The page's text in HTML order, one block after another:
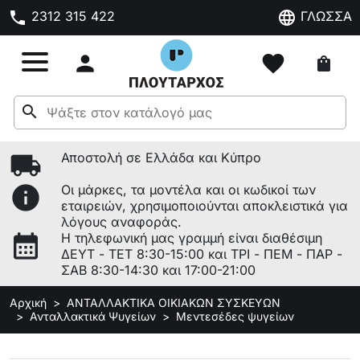
phone 2312 315 422 language ΓΛΩΣΣΑ
 favorite shopping_bag
search
local_shipping Αποστολή σε Ελλάδα και Κύπρο
info
Οι μάρκες, τα μοντέλα και οι κωδικοί των
εταιρειών, χρησιμοποιούνται αποκλειστικά για
λόγους αναφοράς.
calendar_month
Η τηλεφωνική μας γραμμή είναι διαθέσιμη
ΔΕΥΤ - ΤΕΤ 8:30-15:00 και ΤΡΙ - ΠΕΜ - ΠΑΡ -
ΣΑΒ 8:30-14:30 και 17:00-21:00
Αρχική
ΑΝΤΑΛΛΑΚΤΙΚΑ ΟΙΚΙΑΚΩΝ ΣΥΣΚΕΥΩΝ
Ανταλλακτικά Ψυγείων
Μεντεσέδες ψυγείων